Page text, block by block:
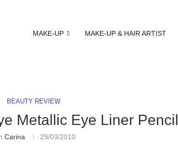
MAKE-UP MAKE-UP & HAIR ARTIST
BEAUTY REVIEW
Metallic Eye Liner Pencil
Carina 29/03/2010